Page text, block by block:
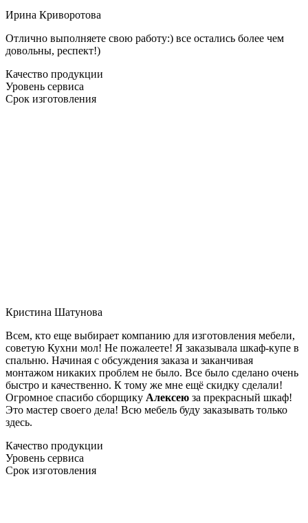
Ирина Криворотова
Отлично выполняете свою работу:) все остались более чем
довольны, респект!)
Качество продукции
Уровень сервиса
Срок изготовления
Кристина Шатунова
Всем, кто еще выбирает компанию для изготовления мебели,
советую Кухни мол! Не пожалеете! Я заказывала шкаф-купе в
спальню. Начиная с обсуждения заказа и заканчивая
монтажом никаких проблем не было. Все было сделано очень
быстро и качественно. К тому же мне ещё скидку сделали!
Огромное спасибо сборщику Алексею за прекрасный шкаф!
Это мастер своего дела! Всю мебель буду заказывать только
здесь.
Качество продукции
Уровень сервиса
Срок изготовления